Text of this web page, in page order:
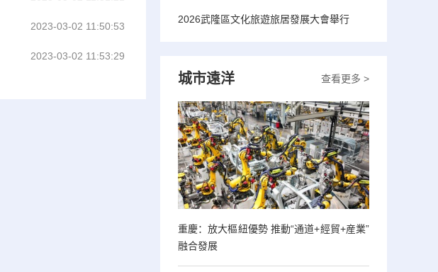
2023-03-02 11:50:53
2023-03-02 11:53:29
2026武隆區文化旅遊旅居發展大會舉行
查看更多 >
城市遠洋
重慶：放大樞紐優勢 推動“通道+經貿+産業”
融合發展